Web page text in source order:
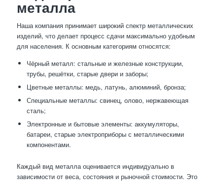
металла
Наша компания принимает широкий спектр металлических
изделий, что делает процесс сдачи максимально удобным
для населения. К основным категориям относятся:
Чёрный металл: стальные и железные конструкции,
трубы, решётки, старые двери и заборы;
Цветные металлы: медь, латунь, алюминий, бронза;
Специальные металлы: свинец, олово, нержавеющая
сталь;
Электронные и бытовые элементы: аккумуляторы,
батареи, старые электроприборы с металлическими
компонентами.
Каждый вид металла оценивается индивидуально в
зависимости от веса, состояния и рыночной стоимости. Это